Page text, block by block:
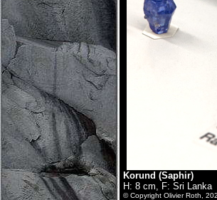
Korund (Saphir)
H: 8 cm, F: Sri Lanka
© Copyright Olivier Roth,